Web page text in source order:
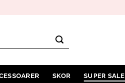
SKOR SUPER SALE